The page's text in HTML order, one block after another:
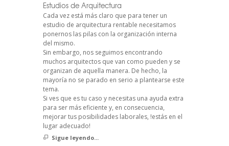
Estudios de Arquitectura
Cada vez está más claro que para tener un
estudio de arquitectura rentable necesitamos
ponernos las pilas con la organización interna
del mismo.
Sin embargo, nos seguimos encontrando
muchos arquitectos que van como pueden y se
organizan de aquella manera. De hecho, la
mayoría no se parado en serio a plantearse este
tema.
Si ves que es tu caso y necesitas una ayuda extra
para ser más eficiente y, en consecuencia,
mejorar tus posibilidades laborales, !estás en el
lugar adecuado!
Sigue leyendo...